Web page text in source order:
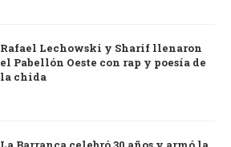
Rafael Lechowski y Sharif llenaron
el Pabellón Oeste con rap y poesía de
la chida